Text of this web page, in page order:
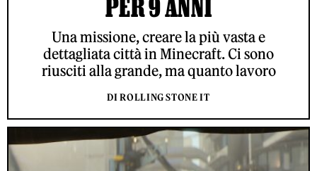
PER 9 ANNI
Una missione, creare la più vasta e
dettagliata città in Minecraft. Ci sono
riusciti alla grande, ma quanto lavoro
DI ROLLING STONE IT